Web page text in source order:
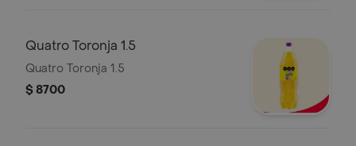
Quatro Toronja 1.5
Quatro Toronja 1.5
$ 8700